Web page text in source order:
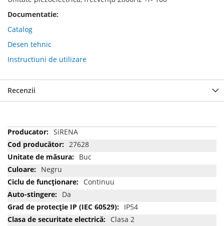
Documentatie:
Catalog
Desen tehnic
Instructiuni de utilizare
Recenzii
Mai
multe
informatii
SiRENA
27628
Buc
Negru
Continuu
Da
IP54
Clasa 2